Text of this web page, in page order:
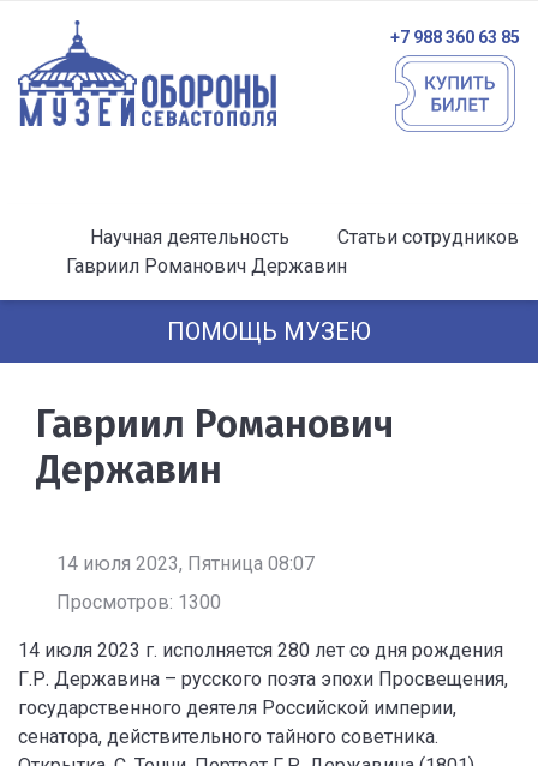
+7 988 360 63 85
Научная деятельность
Статьи сотрудников
Гавриил Романович Державин
ПОМОЩЬ МУЗЕЮ
Гавриил Романович
Державин
14 июля 2023, Пятница 08:07
Просмотров: 1300
14 июля 2023 г. исполняется 280 лет со дня рождения
Г.Р. Державина – русского поэта эпохи Просвещения,
государственного деятеля Российской империи,
сенатора, действительного тайного советника.